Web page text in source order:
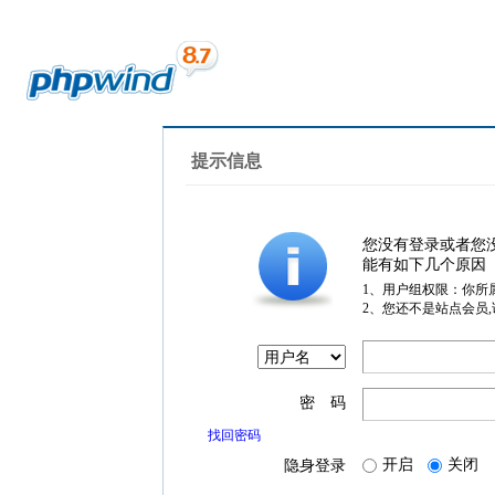
提示信息
您没有登录或者您
能有如下几个原因
1、用户组权限：你所
2、您还不是站点会员
密 码
找回密码
隐身登录 开启 关闭